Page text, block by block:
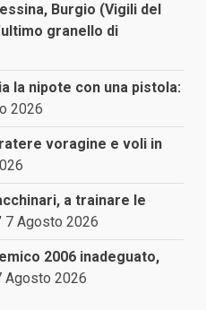
Burgio (Vigili del
granello di
la nipote con una pistola:
2026
voragine e voli in
a trainare le
7 Agosto 2026
2006 inadeguato,
Agosto 2026